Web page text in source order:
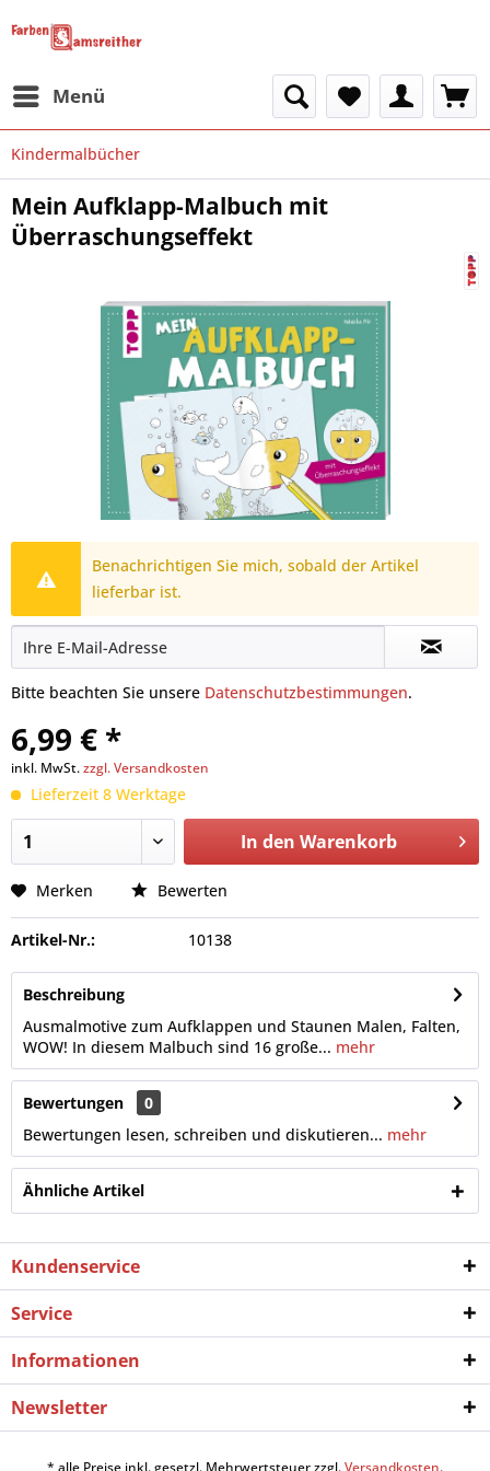
Menü
Kindermalbücher
Mein Aufklapp-Malbuch mit
Überraschungseffekt
Benachrichtigen Sie mich, sobald der Artikel
lieferbar ist.
Bitte beachten Sie unsere Datenschutzbestimmungen.
6,99 € *
inkl. MwSt.zzgl. Versandkosten
Lieferzeit 8 Werktage
In den Warenkorb
Merken Bewerten
Artikel-Nr.: 10138
Beschreibung
Ausmalmotive zum Aufklappen und Staunen Malen, Falten,
WOW! In diesem Malbuch sind 16 große... mehr
Bewertungen
0
Bewertungen lesen, schreiben und diskutieren... mehr
Ähnliche Artikel
Kundenservice
Service
Informationen
Newsletter